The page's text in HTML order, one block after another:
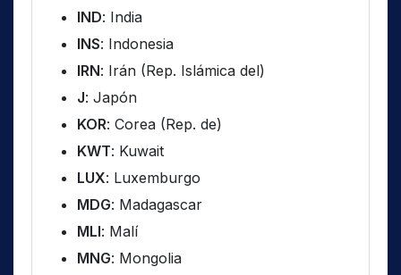
IND: India
INS: Indonesia
IRN: Irán (Rep. Islámica del)
J: Japón
KOR: Corea (Rep. de)
KWT: Kuwait
LUX: Luxemburgo
MDG: Madagascar
MLI: Malí
MNG: Mongolia